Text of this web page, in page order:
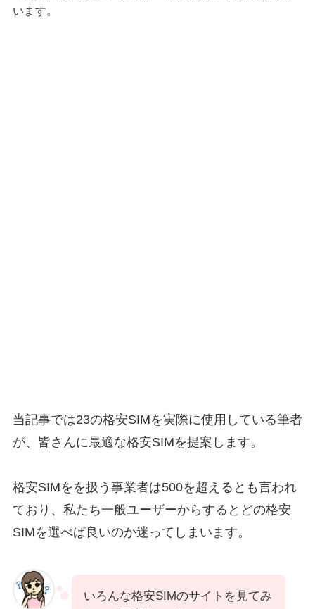
います。
当記事では23の格安SIMを実際に使用している筆者
が、皆さんに最適な格安SIMを提案します。
格安SIMをを扱う事業者は500を超えるとも言われ
ており、私たち一般ユーザーからするとどの格安
SIMを選べば良いのか迷ってしまいます。
いろんな格安SIMのサイトを見てみ